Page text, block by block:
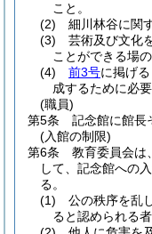
こと。
(2)
細川林谷に関
(3)
芸術及び文化
ことができる場
(4)
前3号に掲げ
成するために必
(職員)
第5条
記念館に館長
(入館の制限)
第6条
教育委員会は、
して、記念館への
る。
(1)
公の秩序を乱
ると認められる者